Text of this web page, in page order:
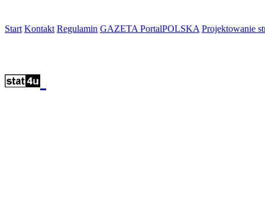
Start Kontakt Regulamin GAZETA PortalPOLSKA Projektowanie